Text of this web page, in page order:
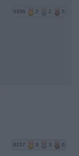
5356 2 2 5
8157 3 3 6